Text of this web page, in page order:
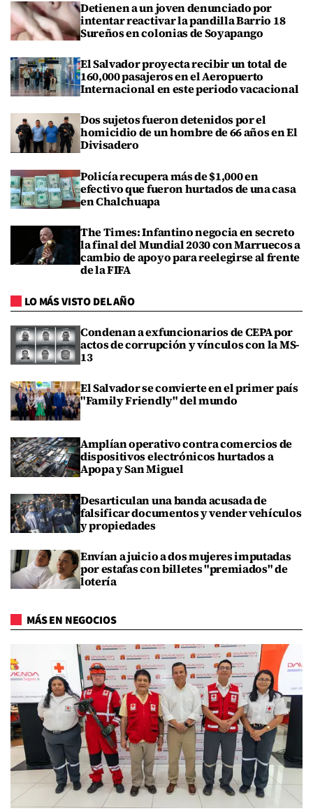
Detienen a un joven denunciado por
intentar reactivar la pandilla Barrio 18
Sureños en colonias de Soyapango
El Salvador proyecta recibir un total de
160,000 pasajeros en el Aeropuerto
Internacional en este periodo vacacional
Dos sujetos fueron detenidos por el
homicidio de un hombre de 66 años en El
Divisadero
Policía recupera más de $1,000 en
efectivo que fueron hurtados de una casa
en Chalchuapa
The Times: Infantino negocia en secreto
la final del Mundial 2030 con Marruecos a
cambio de apoyo para reelegirse al frente
de la FIFA
LO MÁS VISTO DEL AÑO
Condenan a exfuncionarios de CEPA por
actos de corrupción y vínculos con la MS-
13
El Salvador se convierte en el primer país
"Family Friendly" del mundo
Amplían operativo contra comercios de
dispositivos electrónicos hurtados a
Apopa y San Miguel
Desarticulan una banda acusada de
falsificar documentos y vender vehículos
y propiedades
Envían a juicio a dos mujeres imputadas
por estafas con billetes "premiados" de
lotería
MÁS EN NEGOCIOS